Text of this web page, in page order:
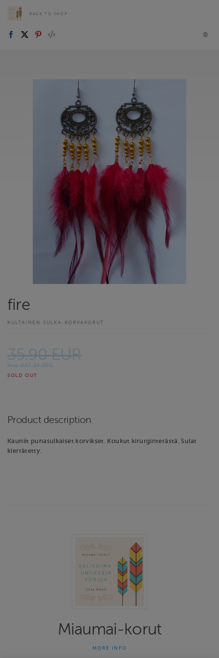
BACK TO SHOP
fire
KULTAINEN SULKA-KORVAKORUT
35.90 EUR
Incl. VAT 24.00%
SOLD OUT
Product description
Kauniit punasulkaiset korvikset. Koukut kirurginterästä. Sulat
kierrätetty.
Miaumai-korut
MORE INFO